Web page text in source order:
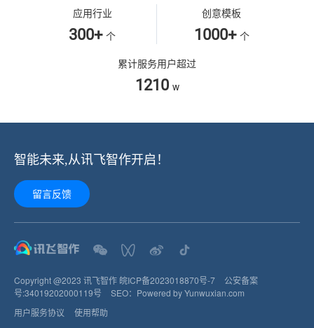
应用行业
300+ 个
创意模板
1000+ 个
累计服务用户超过
1210 w
智能未来,从讯飞智作开启！
留言反馈
Copyright @2023 讯飞智作 皖ICP备2023018870号-7
公安备案
号:34019202000119号 SEO： Powered by Yunwuxian.com
用户服务协议
使用帮助